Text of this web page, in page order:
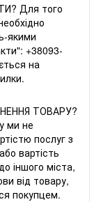
Для того
якими
+38093-
на
ТОВАРУ?
ми не
послуг з
вартість
іншого міста,
від товару,
покупцем.